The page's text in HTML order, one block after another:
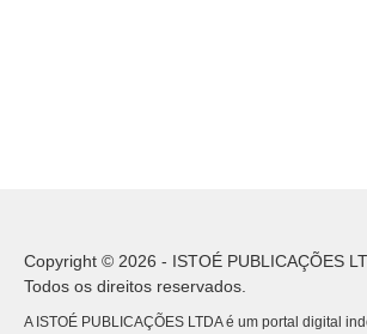
Copyright © 2026 - ISTOÉ PUBLICAÇÕES
Todos os direitos reservados.
A ISTOÉ PUBLICAÇÕES LTDA é um portal digital